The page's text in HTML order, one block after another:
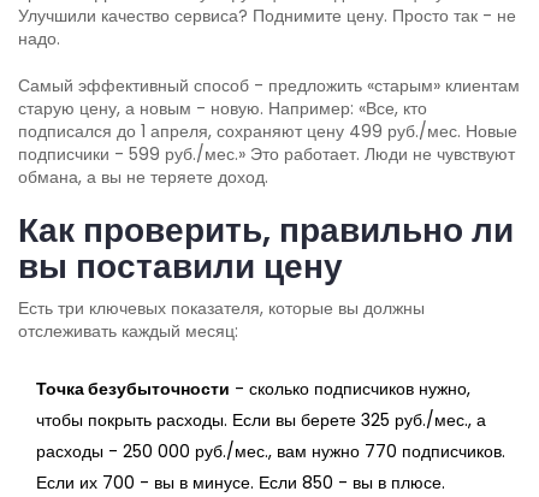
Улучшили качество сервиса? Поднимите цену. Просто так - не
надо.
Самый эффективный способ - предложить «старым» клиентам
старую цену, а новым - новую. Например: «Все, кто
подписался до 1 апреля, сохраняют цену 499 руб./мес. Новые
подписчики - 599 руб./мес.» Это работает. Люди не чувствуют
обмана, а вы не теряете доход.
Как проверить, правильно ли
вы поставили цену
Есть три ключевых показателя, которые вы должны
отслеживать каждый месяц:
Точка безубыточности - сколько подписчиков нужно,
чтобы покрыть расходы. Если вы берете 325 руб./мес., а
расходы - 250 000 руб./мес., вам нужно 770 подписчиков.
Если их 700 - вы в минусе. Если 850 - вы в плюсе.